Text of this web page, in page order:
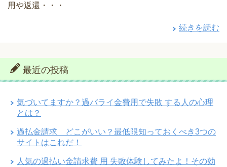
用や返還・・・
続きを読む
最近の投稿
気づいてますか？過バライ金費用で失敗 する人の心理
とは？
過払金請求 どこがいい？最低限知っておくべき3つの
サイトはこれだ！
人気の過払い金請求費 用 失敗体験してみたよ！その効